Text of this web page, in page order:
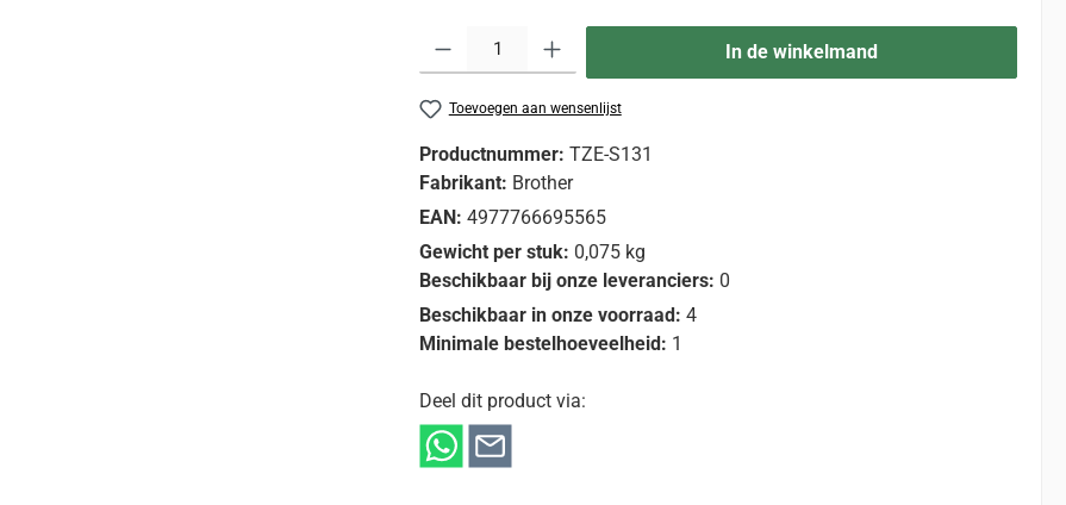
Producthoeveelheid: Voer de gewenste hoeveelheid in of gebruik de knoppen om de
In de winkelmand
Toevoegen aan wensenlijst
Productnummer: TZE-S131
Fabrikant: Brother
EAN: 4977766695565
Gewicht per stuk: 0,075 kg
Beschikbaar bij onze leveranciers: 0
Beschikbaar in onze voorraad: 4
Minimale bestelhoeveelheid: 1
Deel dit product via: